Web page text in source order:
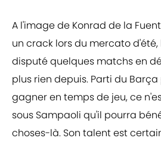
A l'image de Konrad de la
un crack lors du mercato
disputé quelques matchs en
plus rien depuis. Parti du
gagner en temps de jeu, ce
sous Sampaoli qu'il pourra
choses-là. Son talent est